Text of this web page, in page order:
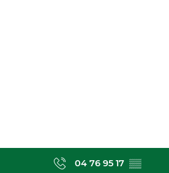
04 76 95 17 ▒▒